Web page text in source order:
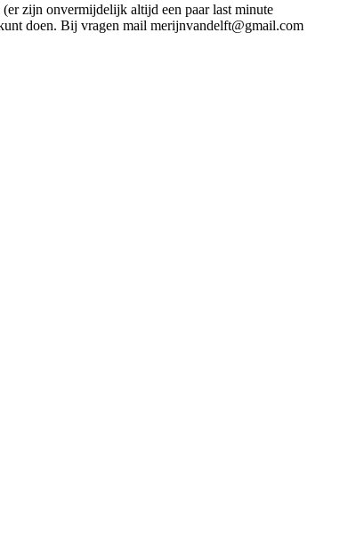
(er zijn onvermijdelijk altijd een paar last minute
doen. Bij vragen mail merijnvandelft@gmail.com